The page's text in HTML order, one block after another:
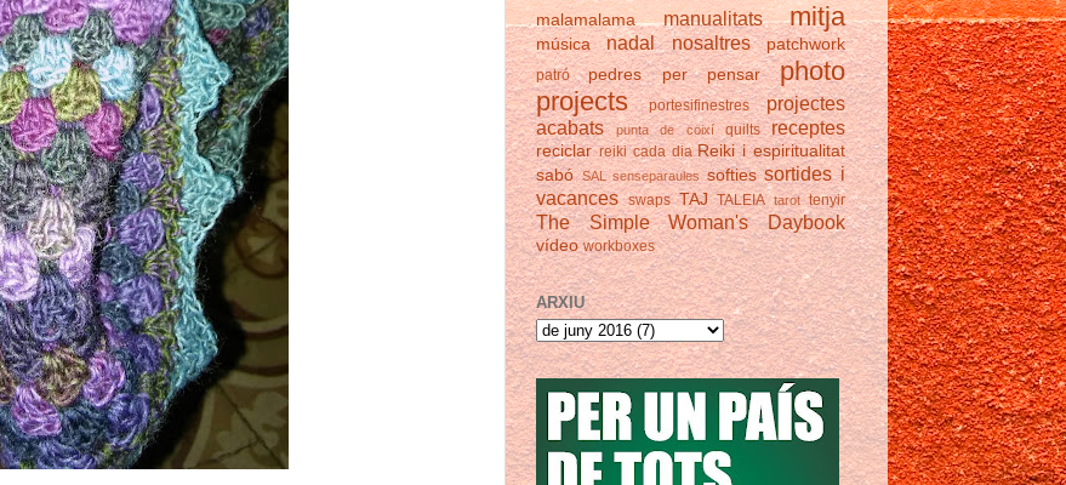
malamalama
manualitats mitja
música nadal nosaltres patchwork
patró pedres per pensar
photo
projects
portesifinestres
projectes
acabats
punta de coixí quilts receptes
reciclar reiki cada dia Reiki i espiritualitat
sabó SAL senseparaules softies sortides i
vacances swaps TAJ TALEIA tarot tenyir
The Simple Woman's Daybook
vídeo workboxes
ARXIU